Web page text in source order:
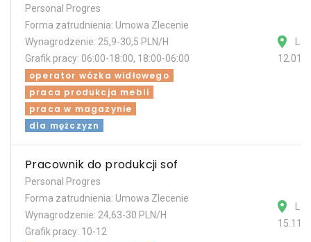
Personal Progres
Forma zatrudnienia: Umowa Zlecenie
Wynagrodzenie: 25,9-30,5 PLN/H
Grafik pracy: 06:00-18:00, 18:00-06:00
operator wózka widłowego
praca produkcja mebli
praca w magazynie
dla mężczyzn
Pracownik do produkcji sof
Personal Progres
Forma zatrudnienia: Umowa Zlecenie
Wynagrodzenie: 24,63-30 PLN/H
Grafik pracy: 10-12